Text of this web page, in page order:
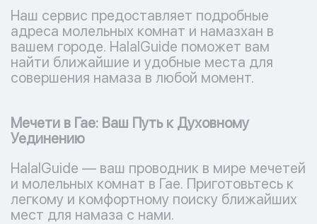
Наш сервис предоставляет подробные
адреса молельных комнат и намазхан в
вашем городе. HalalGuide поможет вам
найти ближайшие и удобные места для
совершения намаза в любой момент.
Мечети в Гае: Ваш Путь к Духовному
Уединению
HalalGuide — ваш проводник в мире мечетей
и молельных комнат в Гае. Приготовьтесь к
легкому и комфортному поиску ближайших
мест для намаза с нами.